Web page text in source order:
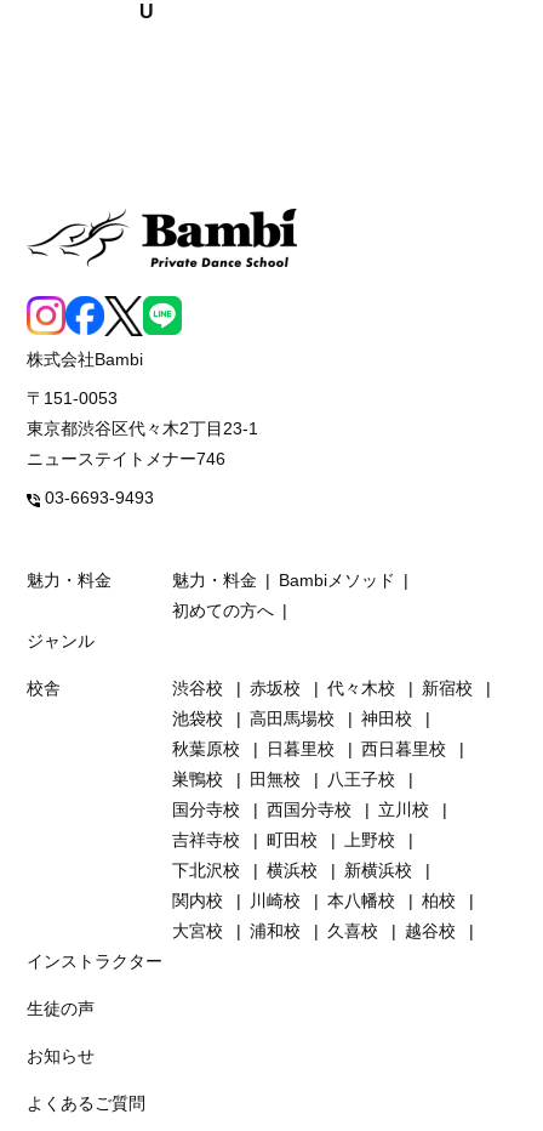
U
株式会社Bambi
〒151-0053
東京都渋谷区代々木2丁目23-1
ニューステイトメナー746
03-6693-9493
魅力・料金 魅力・料金
Bambiメソッド
初めての方へ
ジャンル
校舎 渋谷校 赤坂校 代々木校
新宿校
池袋校
高田馬場校
神田校
秋葉原校
日暮里校
西日暮里校
巣鴨校
田無校
八王子校
国分寺校
西国分寺校
立川校
吉祥寺校
町田校
上野校
下北沢校
横浜校
新横浜校
関内校
川崎校 本八幡校
柏校
大宮校
浦和校 久喜校
越谷校
インストラクター
生徒の声
お知らせ
よくあるご質問